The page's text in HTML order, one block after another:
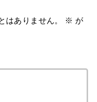
はありません。 ※ が